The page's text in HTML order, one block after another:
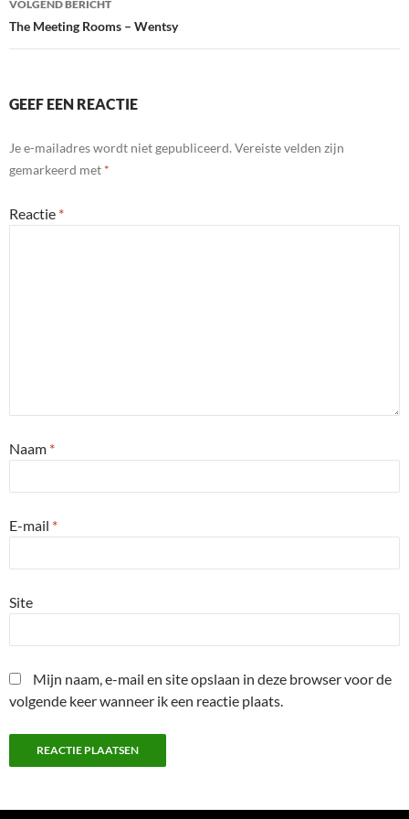
VOLGEND BERICHT
The Meeting Rooms – Wentsy
GEEF EEN REACTIE
Je e-mailadres wordt niet gepubliceerd. Vereiste velden zijn
gemarkeerd met *
Reactie *
Naam *
E-mail *
Site
Mijn naam, e-mail en site opslaan in deze browser voor de
volgende keer wanneer ik een reactie plaats.